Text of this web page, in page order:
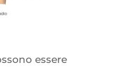
essere